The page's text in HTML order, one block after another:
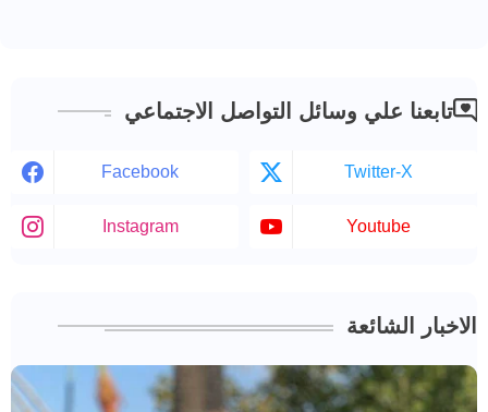
تابعنا علي وسائل التواصل الاجتماعي
Facebook Twitter-X
Instagram Youtube
الاخبار الشائعة